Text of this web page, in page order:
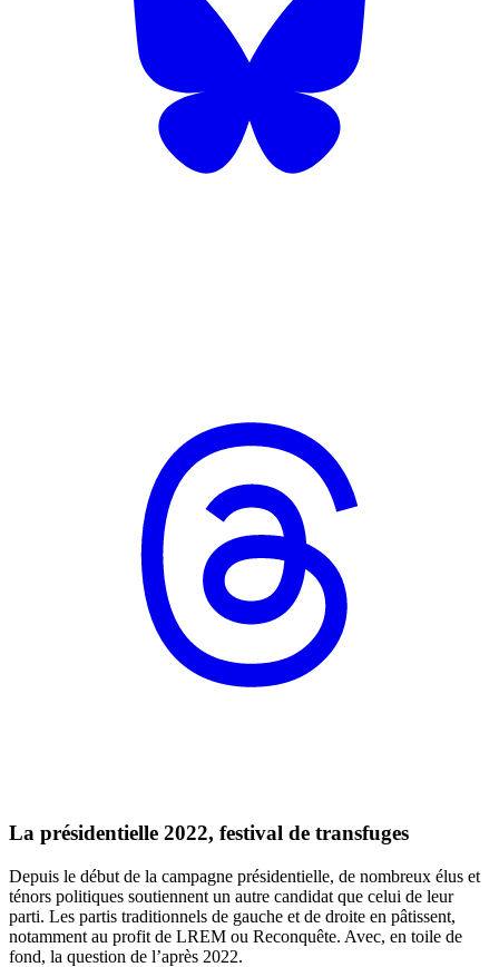
La présidentielle 2022, festival de transfuges
Depuis le début de la campagne présidentielle, de nombreux élus et
ténors politiques soutiennent un autre candidat que celui de leur
parti. Les partis traditionnels de gauche et de droite en pâtissent,
notamment au profit de LREM ou Reconquête. Avec, en toile de
fond, la question de l’après 2022.